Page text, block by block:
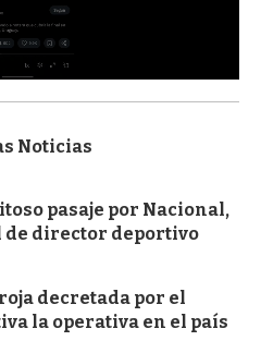
Noticias
pasaje por Nacional,
de director deportivo
decretada por el
la operativa en el país